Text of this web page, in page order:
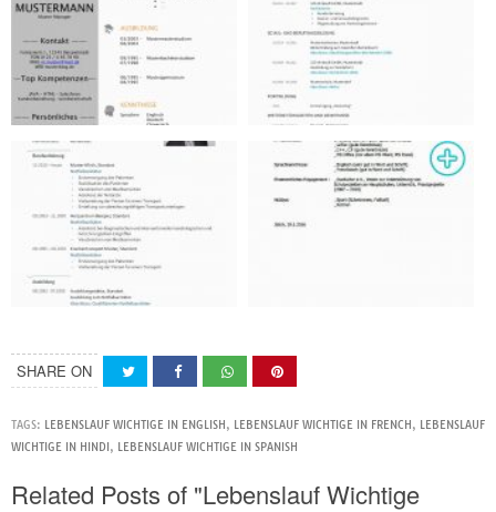
SHARE ON
TAGS: LEBENSLAUF WICHTIGE IN ENGLISH, LEBENSLAUF WICHTIGE IN FRENCH, LEBENSLAUF
WICHTIGE IN HINDI, LEBENSLAUF WICHTIGE IN SPANISH
Related Posts of "Lebenslauf Wichtige